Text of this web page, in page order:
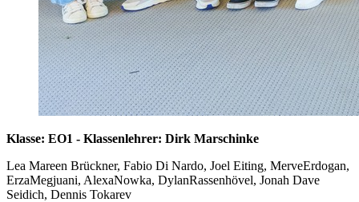
Klasse: EO1 - Klassenlehrer: Dirk Marschinke
Lea Mareen Brückner, Fabio Di Nardo, Joel Eiting, MerveErdogan,
ErzaMegjuani, AlexaNowka, DylanRassenhövel, Jonah Dave
Seidich, Dennis Tokarev